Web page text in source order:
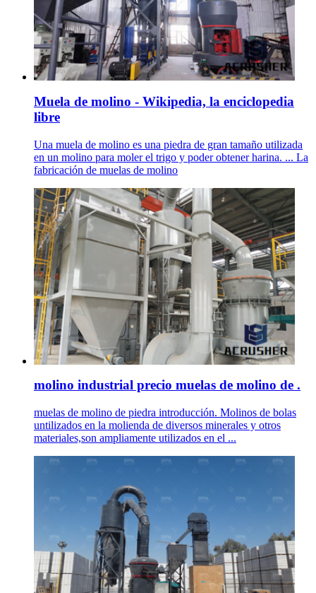
Muela de molino - Wikipedia, la enciclopedia
libre
Una muela de molino es una piedra de gran tamaño utilizada
en un molino para moler el trigo y poder obtener harina. ... La
fabricación de muelas de molino
molino industrial precio muelas de molino de .
muelas de molino de piedra introducción. Molinos de bolas
untilizados en la molienda de diversos minerales y otros
materiales,son ampliamente utilizados en el ...